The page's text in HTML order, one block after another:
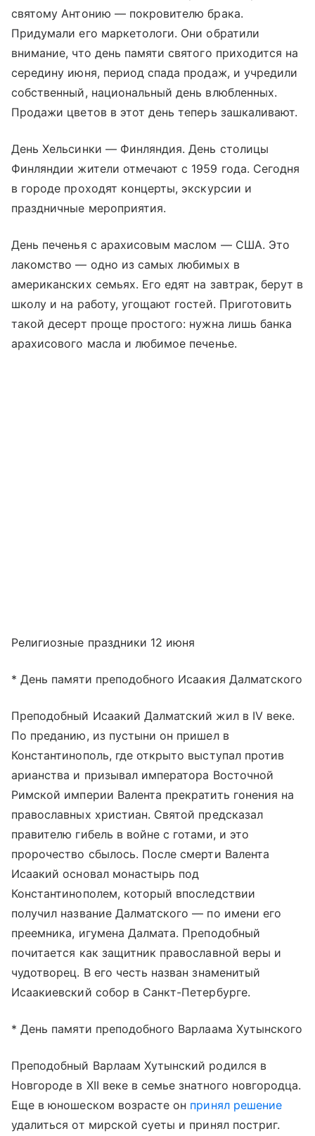
святому Антонию — покровителю брака.
Придумали его маркетологи. Они обратили
внимание, что день памяти святого приходится на
середину июня, период спада продаж, и учредили
собственный, национальный день влюбленных.
Продажи цветов в этот день теперь зашкаливают.
День Хельсинки — Финляндия. День столицы
Финляндии жители отмечают с 1959 года. Сегодня
в городе проходят концерты, экскурсии и
праздничные мероприятия.
День печенья с арахисовым маслом — США. Это
лакомство — одно из самых любимых в
американских семьях. Его едят на завтрак, берут в
школу и на работу, угощают гостей. Приготовить
такой десерт проще простого: нужна лишь банка
арахисового масла и любимое печенье.
Религиозные праздники 12 июня
* День памяти преподобного Исаакия Далматского
Преподобный Исаакий Далматский жил в IV веке.
По преданию, из пустыни он пришел в
Константинополь, где открыто выступал против
арианства и призывал императора Восточной
Римской империи Валента прекратить гонения на
православных христиан. Святой предсказал
правителю гибель в войне с готами, и это
пророчество сбылось. После смерти Валента
Исаакий основал монастырь под
Константинополем, который впоследствии
получил название Далматского — по имени его
преемника, игумена Далмата. Преподобный
почитается как защитник православной веры и
чудотворец. В его честь назван знаменитый
Исаакиевский собор в Санкт-Петербурге.
* День памяти преподобного Варлаама Хутынского
Преподобный Варлаам Хутынский родился в
Новгороде в XII веке в семье знатного новгородца.
Еще в юношеском возрасте он принял решение
удалиться от мирской суеты и принял постриг.